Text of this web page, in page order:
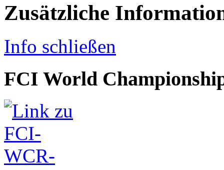
Zusätzliche
Info schließen
FCI World